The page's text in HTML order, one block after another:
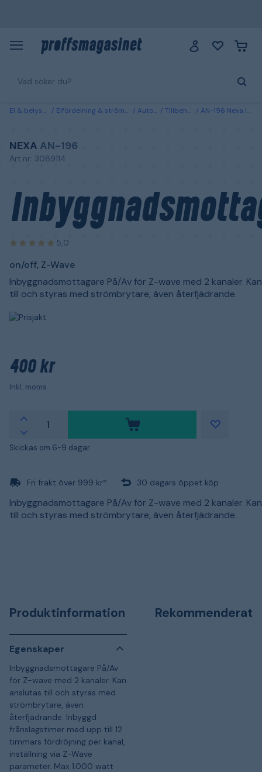
El & belysning Elfördelning & strömförsörjning Automation Tillbehör automation AN-196 Nexa Inbyggnadsmottagare on/off, Z-Wave
NEXA AN-196
Art.nr: 3089114
5,0
on/off, Z-Wave
Inbyggnadsmottagare På/Av för Z-wave med 2 kanaler.
till och styras med strömbrytare, även återfjädrande.
400 kr
Inkl. moms
Skickas om 6-9 dagar
Fri frakt över 999 kr* 30 dagars öppet köp
Inbyggnadsmottagare På/Av för Z-wave med 2 kanaler.
till och styras med strömbrytare, även återfjädrande.
Produktinformation
Egenskaper
Inbyggnadsmottagare På/Av
för Z-wave med 2 kanaler. Kan
anslutas till och styras med
strömbrytare, även
återfjädrande. Inbyggd
frånslagstimer med upp till 12
timmars fördröjning per kanal,
inställning via Z-Wave
parameter. Max 1.000 watt
Rekommenderat